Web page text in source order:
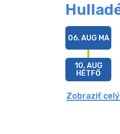
06. AUG MA
10. AUG
HÉTFŐ
Zobraziť